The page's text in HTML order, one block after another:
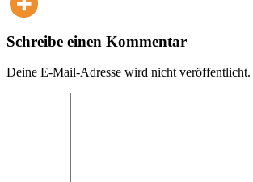
Schreibe einen Kommentar
Deine E-Mail-Adresse wird nicht veröffentlicht.